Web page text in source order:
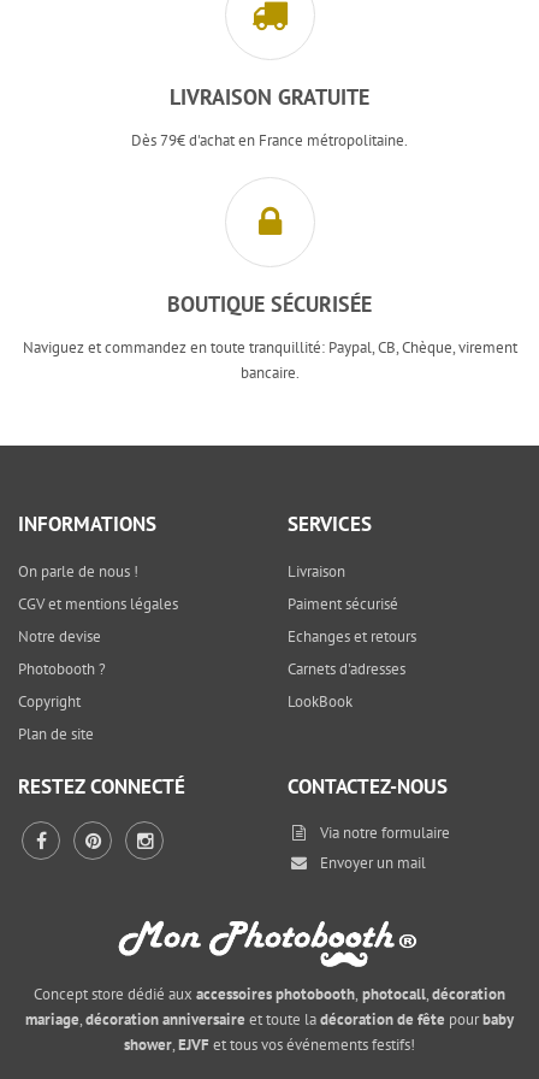
LIVRAISON GRATUITE
Dès 79€ d'achat en France métropolitaine.
BOUTIQUE SÉCURISÉE
Naviguez et commandez en toute tranquillité: Paypal, CB, Chèque, virement
bancaire.
INFORMATIONS
On parle de nous !
CGV et mentions légales
Notre devise
Photobooth ?
Copyright
Plan de site
SERVICES
Livraison
Paiment sécurisé
Echanges et retours
Carnets d'adresses
LookBook
RESTEZ CONNECTÉ CONTACTEZ-NOUS
Via notre formulaire
Envoyer un mail
Concept store dédié aux accessoires photobooth, photocall,décoration
mariage,décoration anniversaire et toute ladécoration de fête pourbaby
shower,EJVFet tous vos événements festifs!